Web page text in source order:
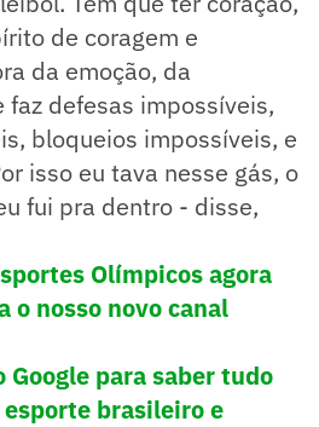
de coragem e
da emoção, da
faz defesas impossíveis,
bloqueios impossíveis, e
isso eu tava nesse gás, o
fui pra dentro - disse,
Olímpicos agora
o nosso novo canal
Google para saber tudo
brasileiro e